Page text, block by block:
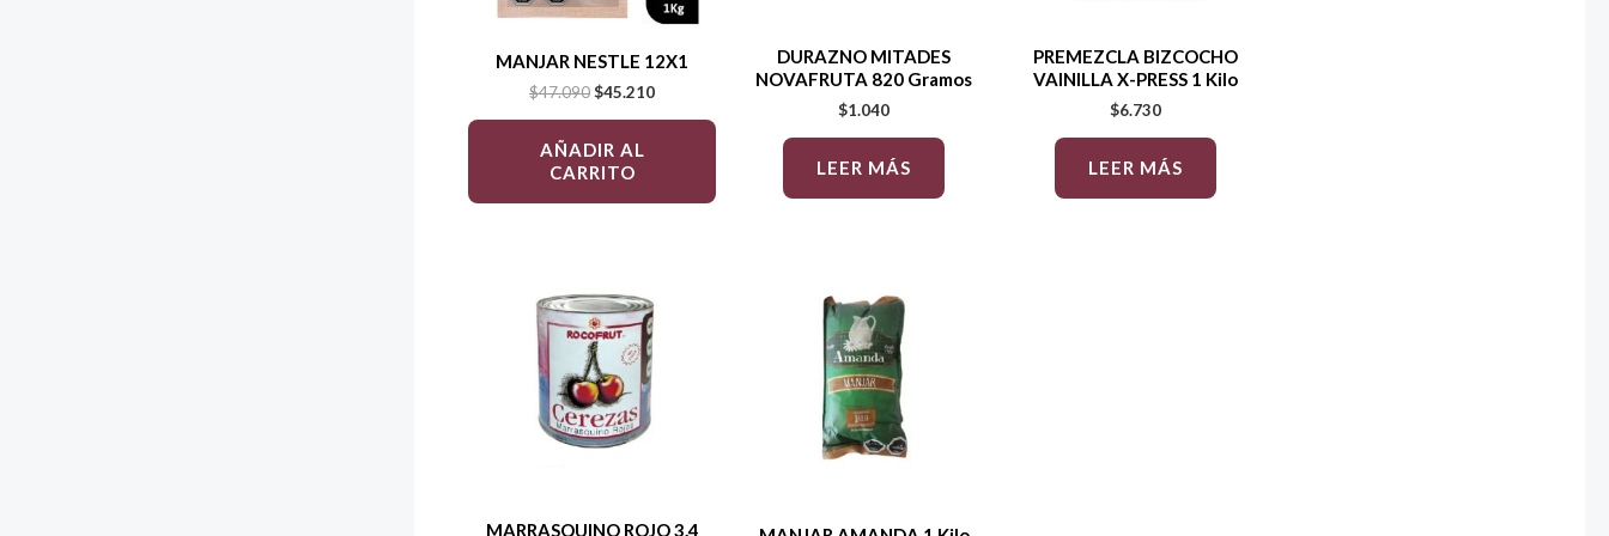
MANJAR NESTLE 12X1
$47.090$45.210
AÑADIR AL
CARRITO
DURAZNO MITADES
NOVAFRUTA 820 Gramos
$1.040
LEER MÁS
PREMEZCLA BIZCOCHO
VAINILLA X-PRESS 1 Kilo
$6.730
LEER MÁS
MARRASQUINO ROJO 3.4